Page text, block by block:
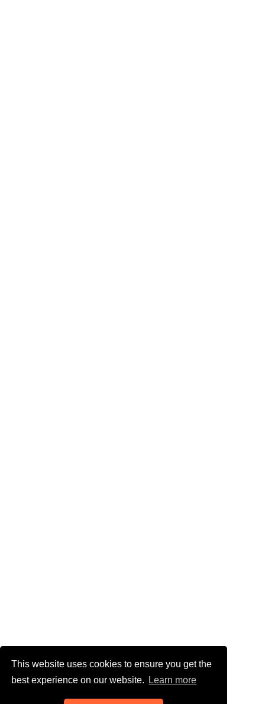
This website uses cookies to ensure you get the
best experience on our website.
Learn more